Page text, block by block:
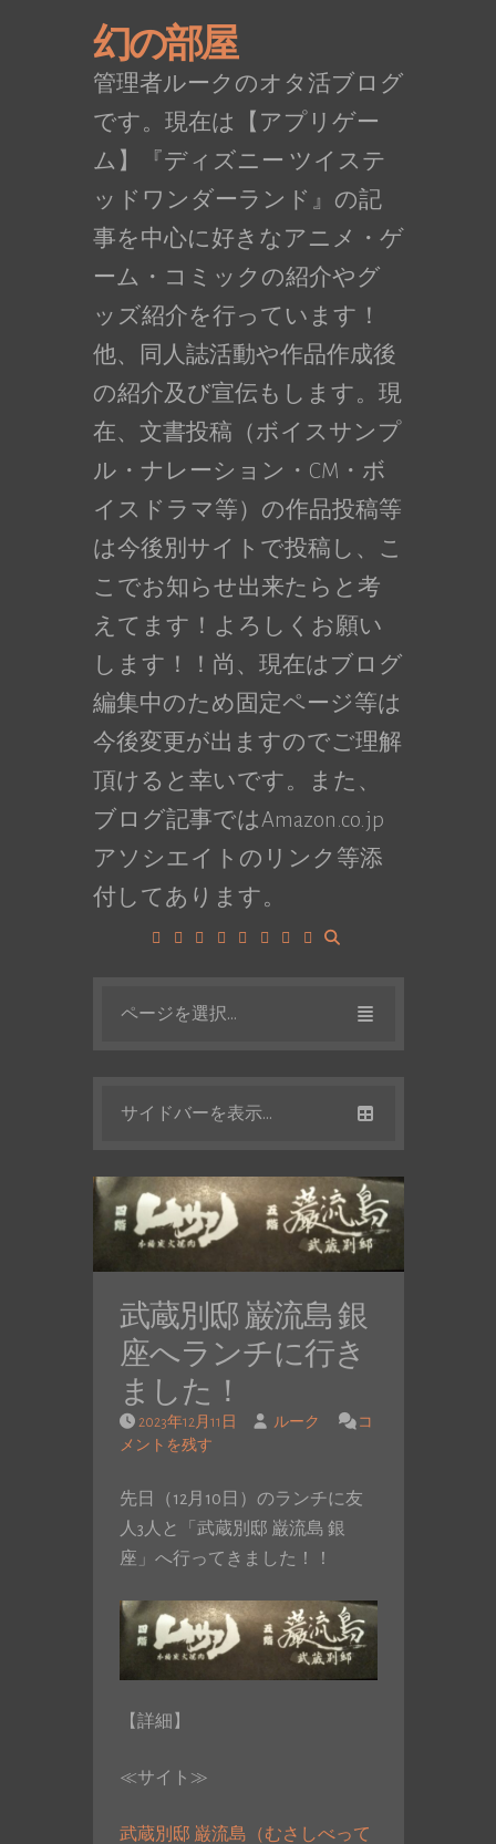
幻の部屋
管理者ルークのオタ活ブログ
です。現在は【アプリゲー
ム】『ディズニー ツイステ
ッドワンダーランド』の記
事を中心に好きなアニメ・ゲ
ーム・コミックの紹介やグ
ッズ紹介を行っています！
他、同人誌活動や作品作成後
の紹介及び宣伝もします。現
在、文書投稿（ボイスサンプ
ル・ナレーション・CM・ボ
イスドラマ等）の作品投稿等
は今後別サイトで投稿し、こ
こでお知らせ出来たらと考
えてます！よろしくお願い
します！！尚、現在はブログ
編集中のため固定ページ等は
今後変更が出ますのでご理解
頂けると幸いです。また、
ブログ記事ではAmazon.co.jp
アソシエイトのリンク等添
付してあります。
ページを選択...
サイドバーを表示...
武蔵別邸 巌流島 銀
座へランチに行き
ました！
2023年12月11日 ルーク
コ
メントを残す
先日（12月10日）のランチに友
人3人と「武蔵別邸 巌流島 銀
座」へ行ってきました！！
【詳細】
≪サイト≫
武蔵別邸 巌流島（むさしべって